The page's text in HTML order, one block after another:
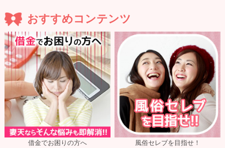
おすすめコンテンツ
借金でお困りの方へ 風俗セレブを目指せ！